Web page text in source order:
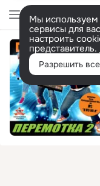
Мы используем
сервисы для
настроить
представитель.
Разрешить все